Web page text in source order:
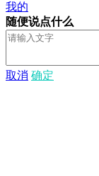
我的
随便说点什么
取消 确定